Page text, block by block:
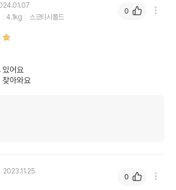
4.1kg 스코티시폴드
있어요
아와요
0
2023.11.25
0